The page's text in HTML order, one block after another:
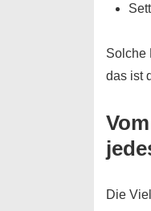
Solche
das ist
Die